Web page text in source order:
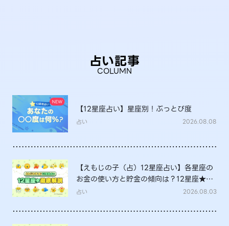
占い記事
COLUMN
【12星座占い】星座別！ぶっとび度
占い 2026.08.08
【えもじの子（占）12星座占い】各星座の
お金の使い方と貯金の傾向は？12星座★徹
底解説
占い 2026.08.03